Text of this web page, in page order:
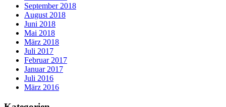
September 2018
August 2018
Juni 2018
Mai 2018
März 2018
Juli 2017
Februar 2017
Januar 2017
Juli 2016
März 2016